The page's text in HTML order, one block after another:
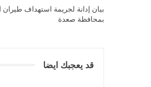
بيان إدانة لجريمة استهداف
بمحافظة صعدة
قد يعجبك ايضا